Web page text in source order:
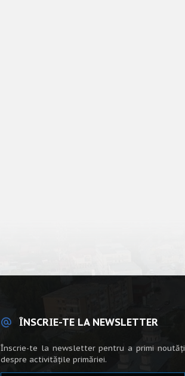
ÎNSCRIE-TE LA NEWSLETTER
Înscrie-te la newsletter pentru a primi noutăți
despre activitățile primăriei.